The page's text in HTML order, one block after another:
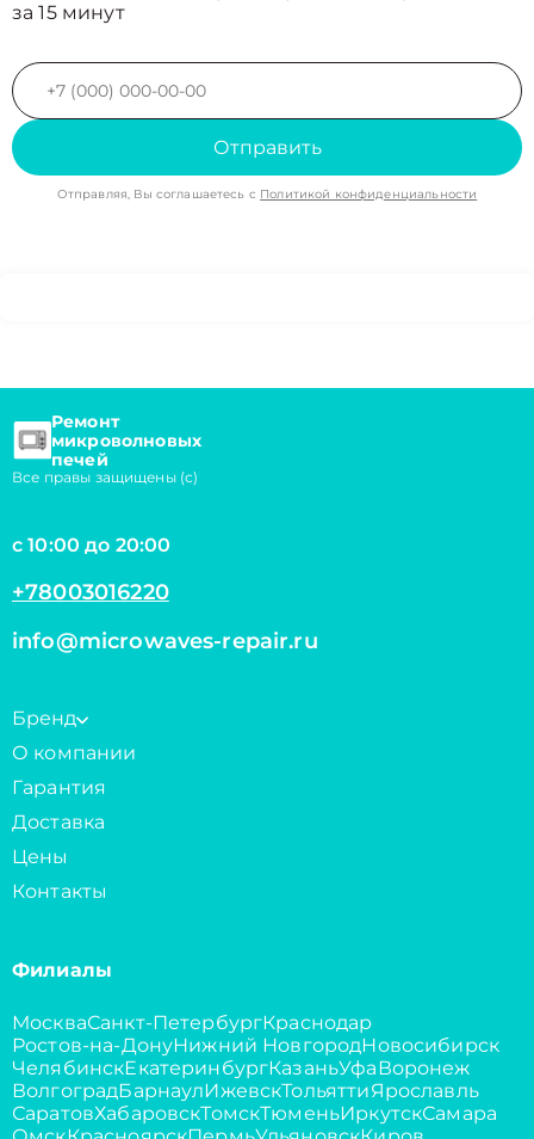
за 15 минут
Отправить
Отправляя, Вы соглашаетесь с Политикой конфиденциальности
Ремонт
микроволновых
печей
Все правы защищены (с)
с 10:00 до 20:00
+78003016220
info@microwaves-repair.ru
Бренд
О компании
Гарантия
Доставка
Цены
Контакты
Филиалы
МоскваСанкт-ПетербургКраснодар
Ростов-на-ДонуНижний НовгородНовосибирск
ЧелябинскЕкатеринбургКазаньУфаВоронеж
ВолгоградБарнаулИжевскТольяттиЯрославль
СаратовХабаровскТомскТюменьИркутскСамара